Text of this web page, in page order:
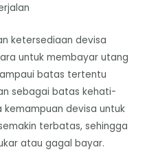
ketersediaan devisa
untuk membayar utang
batas tertentu
sebagai batas kehati-
devisa untuk
terbatas, sehingga
atau gagal bayar.